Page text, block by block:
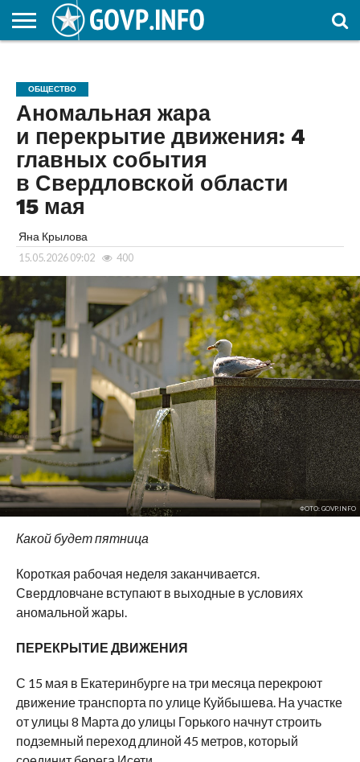
ОБРАЗОВАНИЕ
ОБЩЕСТВО
Аномальная жара
и перекрытие движения: 4
главных события
в Свердловской области
15 мая
Яна Крылова
15.05.2026 09:02 400
ФОТО: GOVP.INFO
Какой будет пятница
Короткая рабочая неделя заканчивается.
Свердловчане вступают в выходные в условиях
аномальной жары.
ПЕРЕКРЫТИЕ ДВИЖЕНИЯ
С 15 мая в Екатеринбурге на три месяца перекроют
движение транспорта по улице Куйбышева. На участке
от улицы 8 Марта до улицы Горького начнут строить
подземный переход длиной 45 метров, который